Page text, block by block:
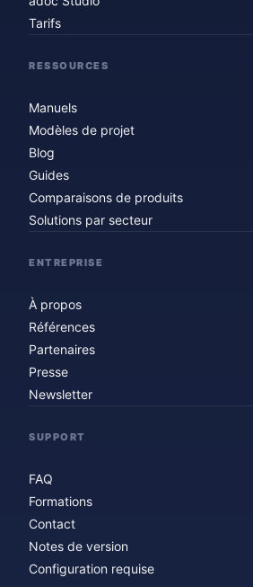
Tarifs
RESSOURCES
Manuels
Modèles de projet
Blog
Guides
Comparaisons de produits
Solutions par secteur
ENTREPRISE
À propos
Références
Partenaires
Presse
Newsletter
SUPPORT
FAQ
Formations
Contact
Notes de version
Configuration requise